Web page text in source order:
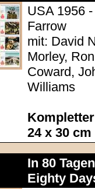
USA 1956
Farrow
mit: David
Morley,
Coward,
Williams
24 x 30 cm
In 80
Eighty